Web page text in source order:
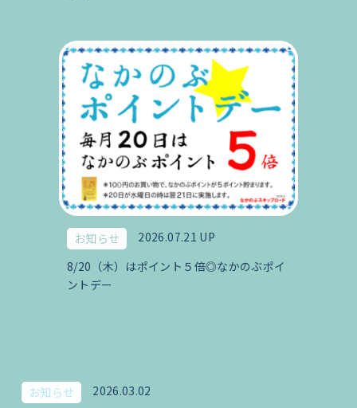
お知らせ
2026.07.21 UP
8/20（木）はポイント５倍◎なかのぶポイ
ントデー
お知らせ
2026.03.02